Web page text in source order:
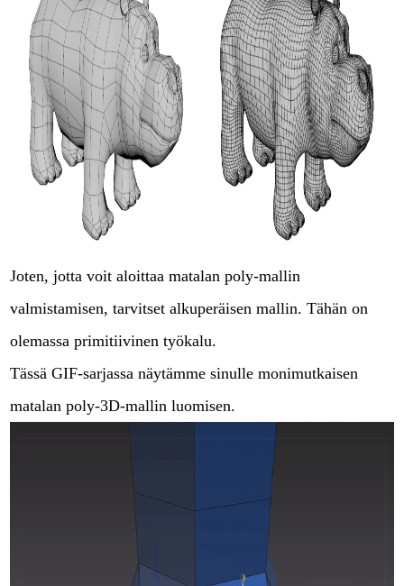
Joten, jotta voit aloittaa matalan poly-mallin
valmistamisen, tarvitset alkuperäisen mallin. Tähän on
olemassa primitiivinen työkalu.
Tässä GIF-sarjassa näytämme sinulle monimutkaisen
matalan poly-3D-mallin luomisen.